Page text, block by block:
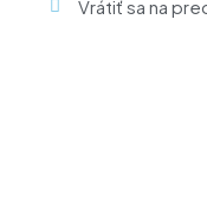
Vrátiť sa na